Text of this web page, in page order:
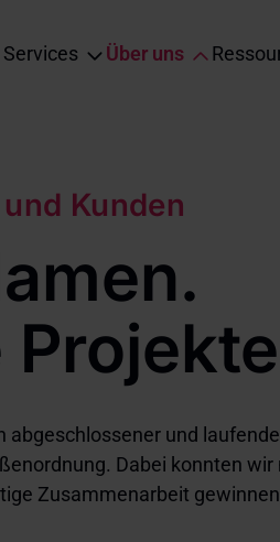
Über uns
Kunden
und
Dabei konnten wir
Zusammenarbeit